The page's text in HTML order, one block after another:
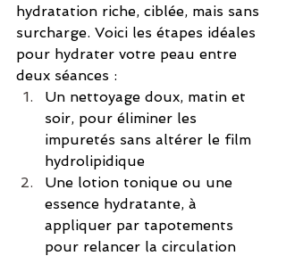
hydratation riche, ciblée, mais sans
surcharge. Voici les étapes idéales
pour hydrater votre peau entre
deux séances :
Un nettoyage doux, matin et
soir, pour éliminer les
impuretés sans altérer le film
hydrolipidique
Une lotion tonique ou une
essence hydratante, à
appliquer par tapotements
pour relancer la circulation